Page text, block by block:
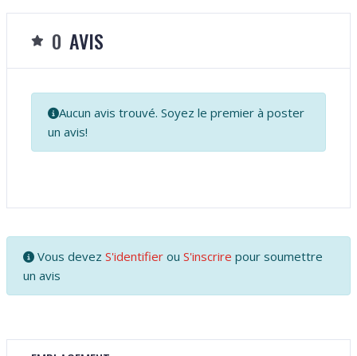
0 AVIS
Aucun avis trouvé. Soyez le premier à poster
un avis!
Vous devez S'identifier ou S'inscrire pour soumettre
un avis